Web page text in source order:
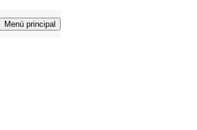
Menú principal